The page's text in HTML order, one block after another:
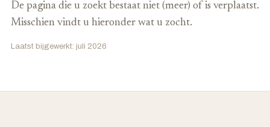
De pagina die u zoekt bestaat niet (meer) of is verplaatst.
Misschien vindt u hieronder wat u zocht.
Laatst bijgewerkt: juli 2026